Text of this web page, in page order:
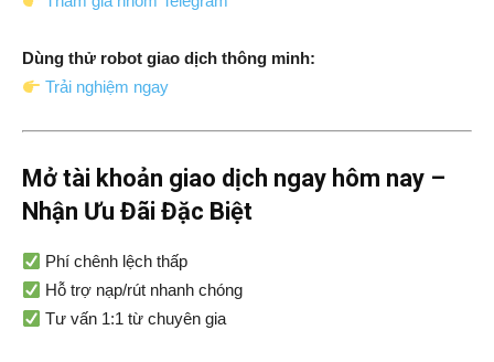
Dùng thử robot giao dịch thông minh:
Trải nghiệm ngay
Mở tài khoản giao dịch ngay hôm nay –
Nhận Ưu Đãi Đặc Biệt
Phí chênh lệch thấp
Hỗ trợ nạp/rút nhanh chóng
Tư vấn 1:1 từ chuyên gia